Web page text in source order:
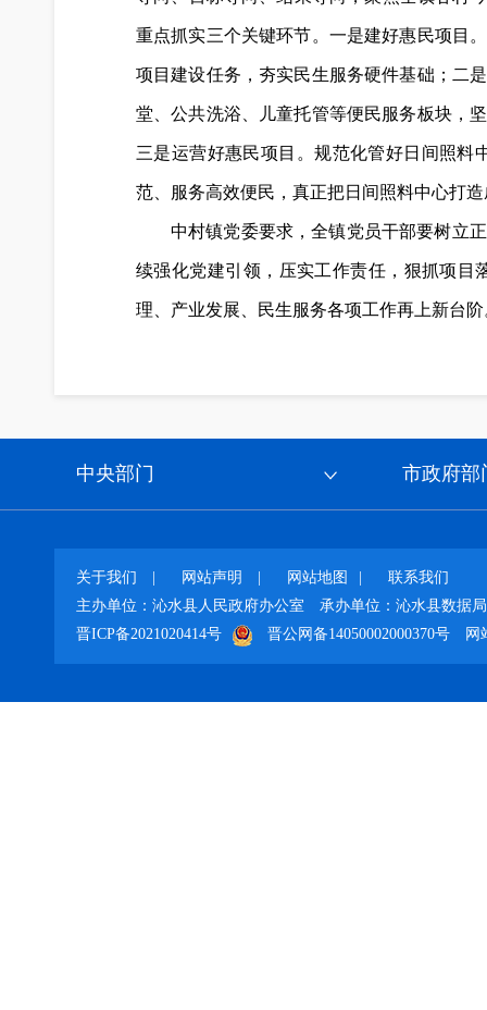
重点抓实三个关键环节。一是建好惠民项目
项目建设任务，夯实民生服务硬件基础；二
堂、公共洗浴、儿童托管等便民服务板块，
三是运营好惠民项目。规范化管好日间照料
范、服务高效便民，真正把日间照料中心打
中村镇党委要求，全镇党员干部要树立
续强化党建引领，压实工作责任，狠抓项目
理、产业发展、民生服务各项工作再上新台
中央部门 市政府部
关于我们 网站声明 网站地图
联系我们
主办单位：沁水县人民政府办公室
承办单位：沁水县数据局
晋ICP备2021020414号
晋公网备14050002000370号 网